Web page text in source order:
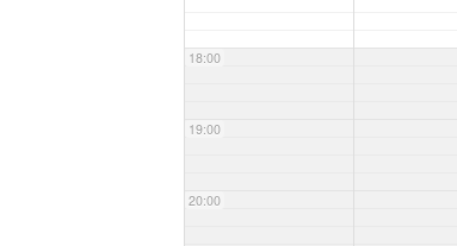
18:00
19:00
20:00